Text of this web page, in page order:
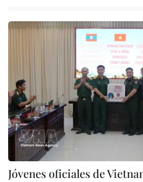
Jóvenes oficiales de